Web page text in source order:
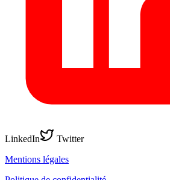
LinkedIn
Twitter
Mentions légales